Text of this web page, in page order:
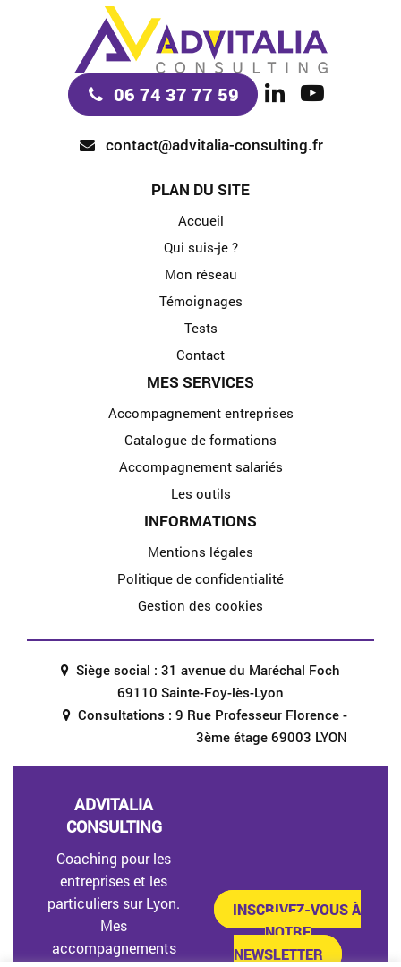
06 74 37 77 59
contact@advitalia-consulting.fr
PLAN DU SITE
Accueil
Qui suis-je ?
Mon réseau
Témoignages
Tests
Contact
MES SERVICES
Accompagnement entreprises
Catalogue de formations
Accompagnement salariés
Les outils
INFORMATIONS
Mentions légales
Politique de confidentialité
Gestion des cookies
Siège social : 31 avenue du Maréchal Foch
69110 Sainte-Foy-lès-Lyon
Consultations : 9 Rue Professeur Florence -
3ème étage 69003 LYON
ADVITALIA
CONSULTING
Coaching pour les
entreprises et les
particuliers sur Lyon.
Mes
accompagnements
INSCRIVEZ-VOUS À
NOTRE
NEWSLETTER